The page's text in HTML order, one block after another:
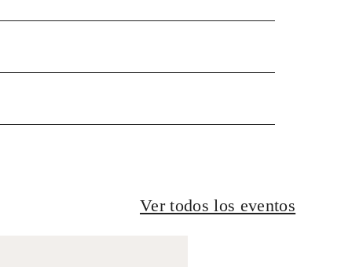
Ver todos los eventos